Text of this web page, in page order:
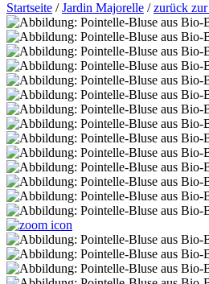
Startseite /Jardin Majorelle /zurück